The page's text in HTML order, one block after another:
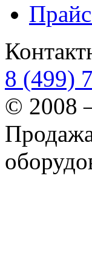
8 (499)
© 2008